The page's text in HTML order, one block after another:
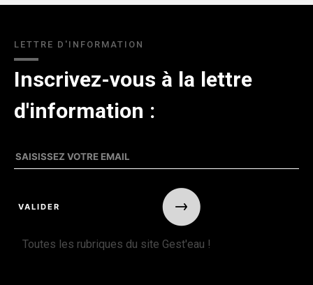
LETTRE D'INFORMATION
Inscrivez-vous à la lettre
d'information :
Toutes les rubriques du site Gest'eau !